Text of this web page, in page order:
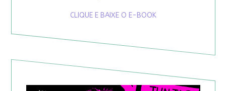
CLIQUE E BAIXE O E-BOOK